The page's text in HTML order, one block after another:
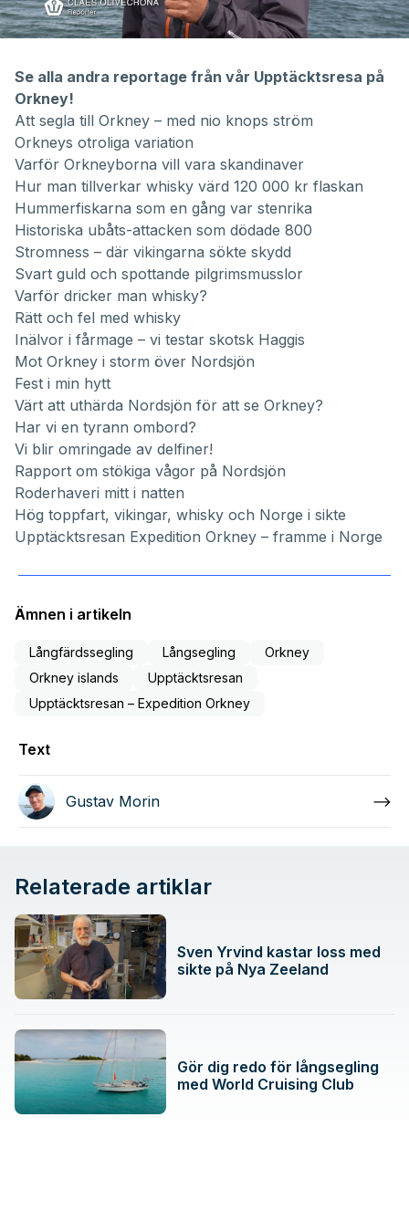
minutes,
Se alla andra reportage från vår Upptäcktsresa på
Orkney!
Att segla till Orkney – med nio knops ström
Orkneys otroliga variation
Varför Orkneyborna vill vara skandinaver
Hur man tillverkar whisky värd 120 000 kr flaskan
Hummerfiskarna som en gång var stenrika
Historiska ubåts-attacken som dödade 800
Stromness – där vikingarna sökte skydd
Svart guld och spottande pilgrimsmusslor
Varför dricker man whisky?
Rätt och fel med whisky
Inälvor i fårmage – vi testar skotsk Haggis
Mot Orkney i storm över Nordsjön
Fest i min hytt
Värt att uthärda Nordsjön för att se Orkney?
Har vi en tyrann ombord?
Vi blir omringade av delfiner!
Rapport om stökiga vågor på Nordsjön
Roderhaveri mitt i natten
Hög toppfart, vikingar, whisky och Norge i sikte
Upptäcktsresan Expedition Orkney – framme i Norge
Ämnen i artikeln
Långfärdssegling Långsegling
Orkney
Orkney islands
Upptäcktsresan
Upptäcktsresan – Expedition Orkney
Text
Gustav Morin
Relaterade artiklar
Sven Yrvind kastar loss med
sikte på Nya Zeeland
Gör dig redo för långsegling
med World Cruising Club